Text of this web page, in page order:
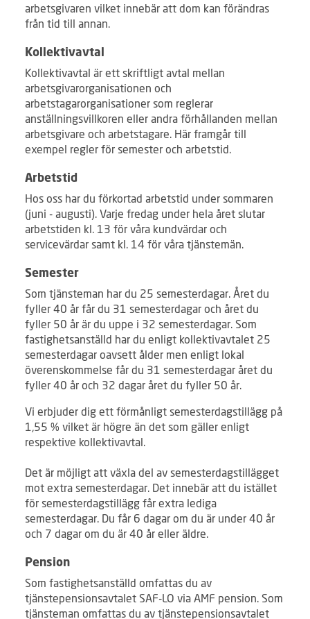
arbetsgivaren vilket innebär att dom kan förändras
från tid till annan.
Kollektivavtal
Kollektivavtal är ett skriftligt avtal mellan
arbetsgivarorganisationen och
arbetstagarorganisationer som reglerar
anställningsvillkoren eller andra förhållanden mellan
arbetsgivare och arbetstagare. Här framgår till
exempel regler för semester och arbetstid.
Arbetstid
Hos oss har du förkortad arbetstid under sommaren
(juni - augusti). Varje fredag under hela året slutar
arbetstiden kl. 13 för våra kundvärdar och
servicevärdar samt kl. 14 för våra tjänstemän.
Semester
Som tjänsteman har du 25 semesterdagar. Året du
fyller 40 år får du 31 semesterdagar och året du
fyller 50 år är du uppe i 32 semesterdagar. Som
fastighetsanställd har du enligt kollektivavtalet 25
semesterdagar oavsett ålder men enligt lokal
överenskommelse får du 31 semesterdagar året du
fyller 40 år och 32 dagar året du fyller 50 år.
Vi erbjuder dig ett förmånligt semesterdagstillägg på
1,55 % vilket är högre än det som gäller enligt
respektive kollektivavtal.
Det är möjligt att växla del av semesterdagstillägget
mot extra semesterdagar. Det innebär att du istället
för semesterdagstillägg får extra lediga
semesterdagar. Du får 6 dagar om du är under 40 år
och 7 dagar om du är 40 år eller äldre.
Pension
Som fastighetsanställd omfattas du av
tjänstepensionsavtalet SAF-LO via AMF pension. Som
tjänsteman omfattas du av tjänstepensionsavtalet